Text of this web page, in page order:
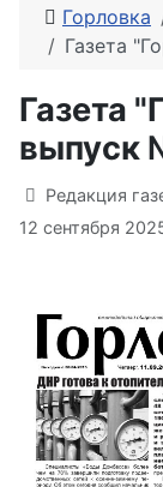
Горловка
Газета
Газета
выпуск
Редакция
12 сентября